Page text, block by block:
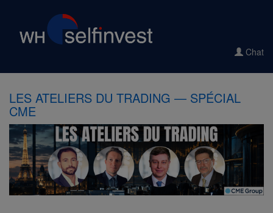
Chat
LES ATELIERS DU TRADING — SPÉCIAL
CME